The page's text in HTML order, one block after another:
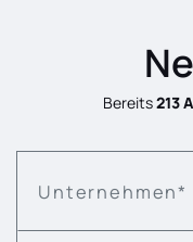
Bereits213